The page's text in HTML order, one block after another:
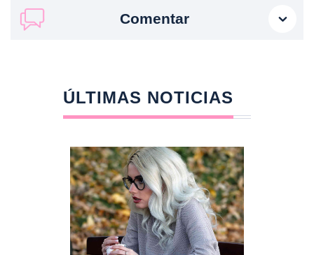
Comentar
ÚLTIMAS NOTICIAS